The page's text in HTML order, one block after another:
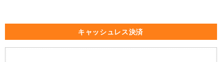
キャッシュレス決済